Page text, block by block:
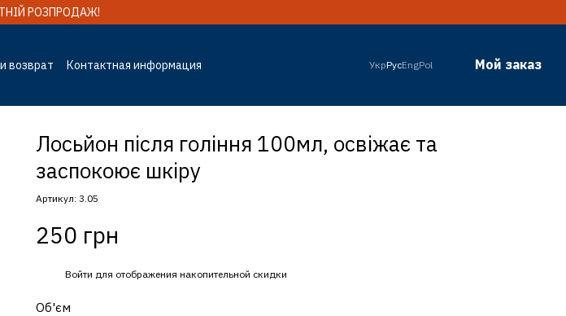
РОЗПРОДАЖ!
возврат
Контактная информация
УкрРусEngPol Мой заказ
Лосьйон після гоління 100мл, освіжає та
заспокоює шкіру
Артикул: 3.05
250 грн
Войти для отображения накопительной скидки
Об'єм